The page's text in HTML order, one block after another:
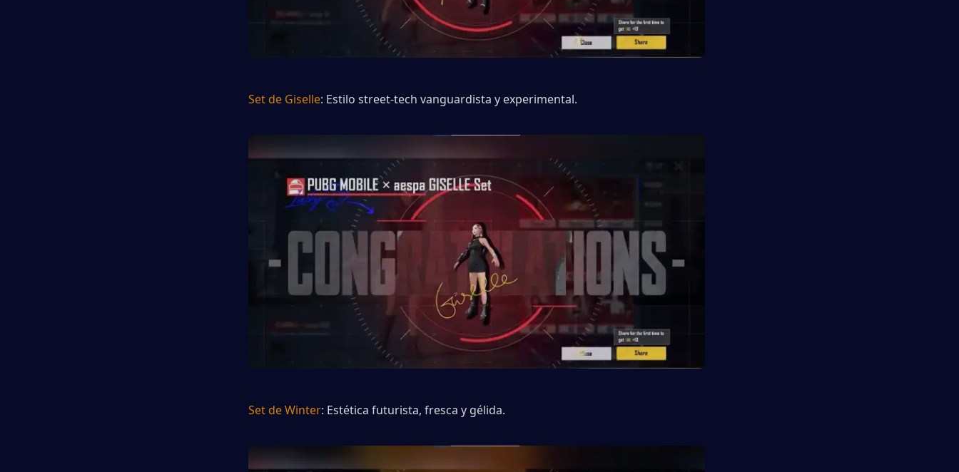
Set de Giselle: Estilo street-tech vanguardista y experimental.
Set de Winter: Estética futurista, fresca y gélida.